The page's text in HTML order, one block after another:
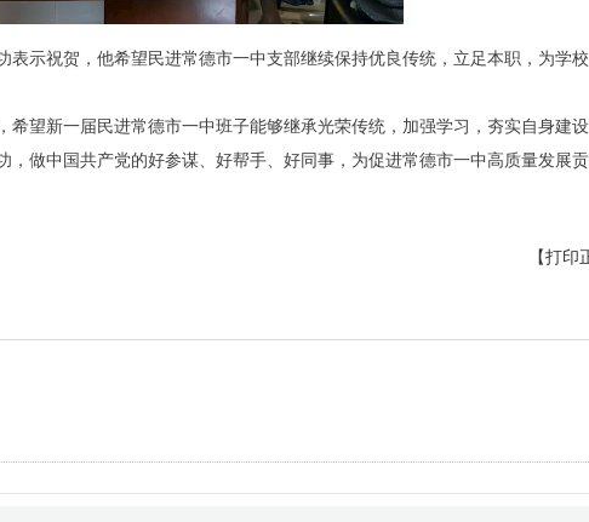
示祝贺，他希望民进常德市一中支部继续保持优良传统，立足本职，为学
望新一届民进常德市一中班子能够继承光荣传统，加强学习，夯实自身建
做中国共产党的好参谋、好帮手、好同事，为促进常德市一中高质量发展
【打印